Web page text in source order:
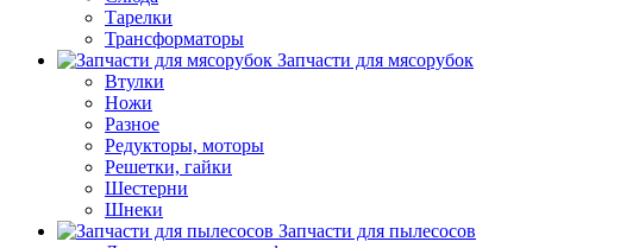
Тарелки
Трансформаторы
Запчасти для мясорубок
Втулки
Ножи
Разное
Редукторы, моторы
Решетки, гайки
Шестерни
Шнеки
Запчасти для пылесосов